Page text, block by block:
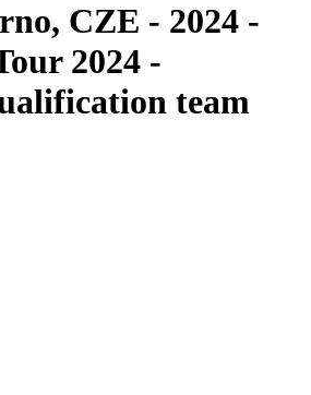
CZE - 2024 -
2024 -
team